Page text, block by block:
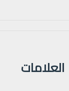
العلامات